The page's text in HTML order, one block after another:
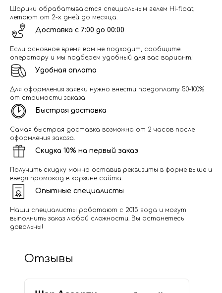
Шарики обрабатываются специальным гелем Hi-float,
летают от 2-х дней до месяца.
Доставка с 7:00 до 00:00
Если основное время вам не подходит, сообщите
оператору и мы подберем удобный для вас вариант!
Удобная оплата
Для оформления заявки нужно внести предоплату 50-100%
от стоимости заказа
Быстрая доставка
Самая быстрая доставка возможна от 2 часов после
оформления заказа.
Скидка 10% на первый заказ
Получить скидку можно оставив реквизиты в форме выше и
введя промокод в корзине сайта.
Опытные специалисты
Наши специалисты работают с 2015 года и могут
выполнить заказ любой сложности. Вы останетесь
довольны!
Отзывы